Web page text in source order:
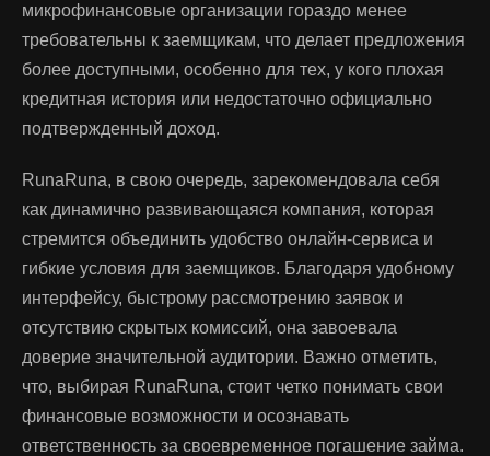
микрофинансовые организации гораздо менее
требовательны к заемщикам, что делает предложения
более доступными, особенно для тех, у кого плохая
кредитная история или недостаточно официально
подтвержденный доход.
RunaRuna, в свою очередь, зарекомендовала себя
как динамично развивающаяся компания, которая
стремится объединить удобство онлайн-сервиса и
гибкие условия для заемщиков. Благодаря удобному
интерфейсу, быстрому рассмотрению заявок и
отсутствию скрытых комиссий, она завоевала
доверие значительной аудитории. Важно отметить,
что, выбирая RunaRuna, стоит четко понимать свои
финансовые возможности и осознавать
ответственность за своевременное погашение займа.